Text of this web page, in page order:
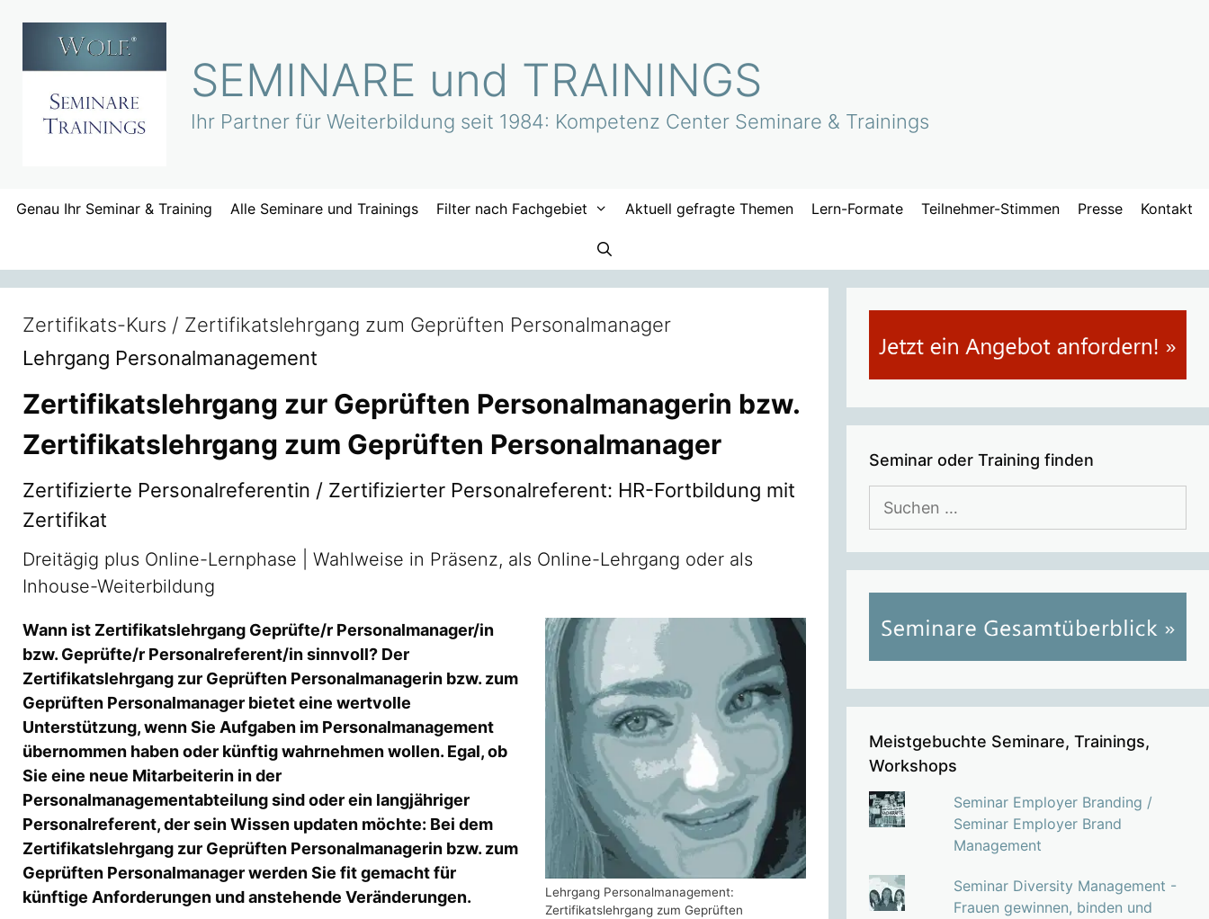
springen
SEMINARE und TRAININGS
Ihr Partner für Weiterbildung seit 1984: Kompetenz Center Seminare & Trainings
Genau Ihr Seminar & Training Alle Seminare und Trainings Filter nach Fachgebiet Aktuell gefragte Themen Lern-Formate Teilnehmer-Stimmen Presse Kontakt
Zertifikats-Kurs / Zertifikatslehrgang zum Geprüften Personalmanager
Lehrgang Personalmanagement
Zertifikatslehrgang zur Geprüften Personalmanagerin bzw.
Zertifikatslehrgang zum Geprüften Personalmanager
Zertifizierte Personalreferentin / Zertifizierter Personalreferent: HR-Fortbildung mit
Zertifikat
Dreitägig plus Online-Lernphase | Wahlweise in Präsenz, als Online-Lehrgang oder als
Inhouse-Weiterbildung
Lehrgang Personalmanagement:
Zertifikatslehrgang zum Geprüften
Wann ist Zertifikatslehrgang Geprüfte/r Personalmanager/in
bzw. Geprüfte/r Personalreferent/in sinnvoll? Der
Zertifikatslehrgang zur Geprüften Personalmanagerin bzw. zum
Geprüften Personalmanager bietet eine wertvolle
Unterstützung, wenn Sie Aufgaben im Personalmanagement
übernommen haben oder künftig wahrnehmen wollen. Egal, ob
Sie eine neue Mitarbeiterin in der
Personalmanagementabteilung sind oder ein langjähriger
Personalreferent, der sein Wissen updaten möchte: Bei dem
Zertifikatslehrgang zur Geprüften Personalmanagerin bzw. zum
Geprüften Personalmanager werden Sie fit gemacht für
künftige Anforderungen und anstehende Veränderungen.
Seminar oder Training finden
nach:
Meistgebuchte Seminare, Trainings,
Workshops
Seminar Employer Branding /
Seminar Employer Brand
Management
Seminar Diversity Management -
Frauen gewinnen, binden und